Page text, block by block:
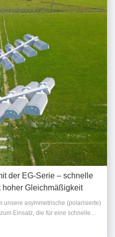
der EG-Serie – schnelle
hoher Gleichmäßigkeit
unsere asymmetrische (polarisierte)
Einsatz, die für eine schnelle
IES-Verteilung